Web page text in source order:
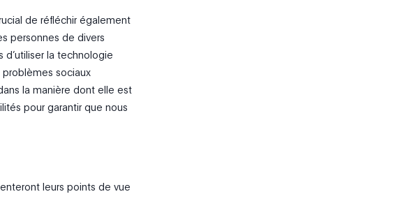
de réfléchir également
personnes de divers
la technologie
problèmes sociaux
la manière dont elle est
pour garantir que nous
leurs points de vue